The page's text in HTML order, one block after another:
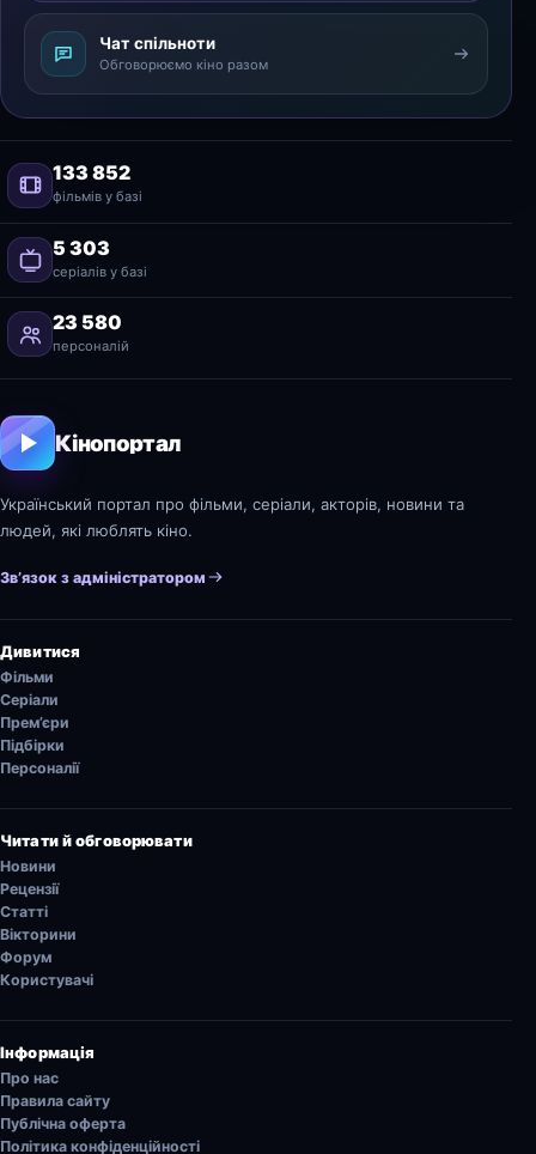
Чат спільноти
Обговорюємо кіно разом
133 852
фільмів у базі
5 303
серіалів у базі
23 580
персоналій
Кінопортал
Український портал про фільми, серіали, акторів, новини та
людей, які люблять кіно.
Зв’язок з адміністратором
Дивитися
Фільми
Серіали
Прем’єри
Підбірки
Персоналії
Читати й обговорювати
Новини
Рецензії
Статті
Вікторини
Форум
Користувачі
Інформація
Про нас
Правила сайту
Публічна оферта
Політика конфіденційності